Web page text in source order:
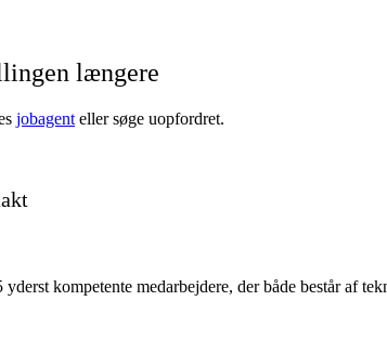
længere
jobagent eller søge uopfordret.
kompetente medarbejdere, der både består af